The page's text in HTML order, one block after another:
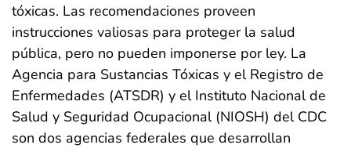
tóxicas. Las recomendaciones proveen
instrucciones valiosas para proteger la salud
pública, pero no pueden imponerse por ley. La
Agencia para Sustancias Tóxicas y el Registro de
Enfermedades (ATSDR) y el Instituto Nacional de
Salud y Seguridad Ocupacional (NIOSH) del CDC
son dos agencias federales que desarrollan